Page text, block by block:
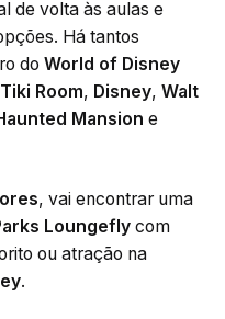
de volta às aulas e
Há tantos
do World of Disney
Room, Disney, Walt
Mansion e
, vai encontrar uma
Loungefly com
ou atração na
.